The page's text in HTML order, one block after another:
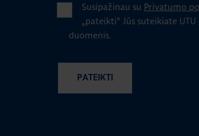
Susipažinau su Privatumo
„pateikti" Jūs suteikiate
duomenis.